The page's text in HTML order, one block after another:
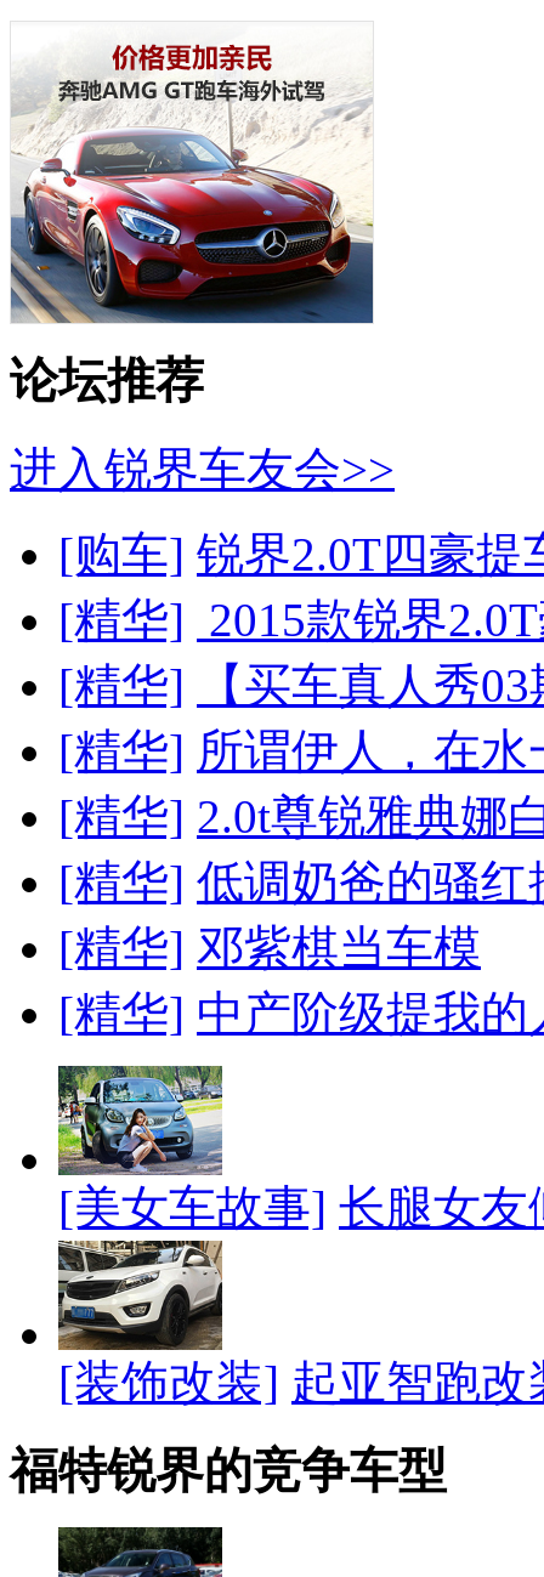
论坛推荐
进入锐界车友会>>
[购车] 锐界2.0T四豪提
[精华] 2015款锐界
[精华]
【买车真人秀
[精华] 所谓伊人，在水
[精华] 2.0t尊锐雅典娜
[精华] 低调奶爸的骚红
[精华] 邓紫棋当车模
[精华] 中产阶级提我
[美女车故事] 长腿女友
[装饰改装] 起亚智跑
福特锐界的竞争车型